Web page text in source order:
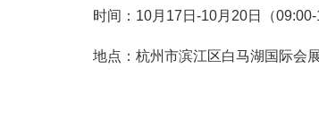
时间：10月17日-10月20日（09:00-
地点：杭州市滨江区白马湖国际会